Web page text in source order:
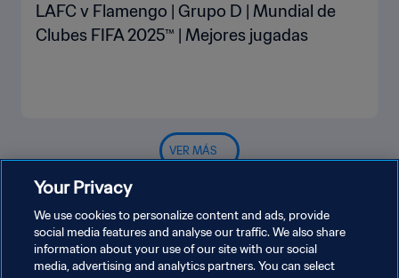
LAFC v Flamengo | Grupo D | Mundial de
Clubes FIFA 2025™ | Mejores jugadas
VER MÁS
Your Privacy
We use cookies to personalize content and ads, provide
social media features and analyse our traffic. We also share
information about your use of our site with our social
media, advertising and analytics partners. You can select